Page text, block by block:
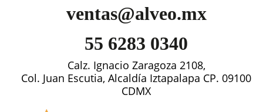
ventas@alveo.mx
55 6283 0340
Calz. Ignacio Zaragoza 2108,
Col. Juan Escutia, Alcaldía Iztapalapa CP. 09100
CDMX